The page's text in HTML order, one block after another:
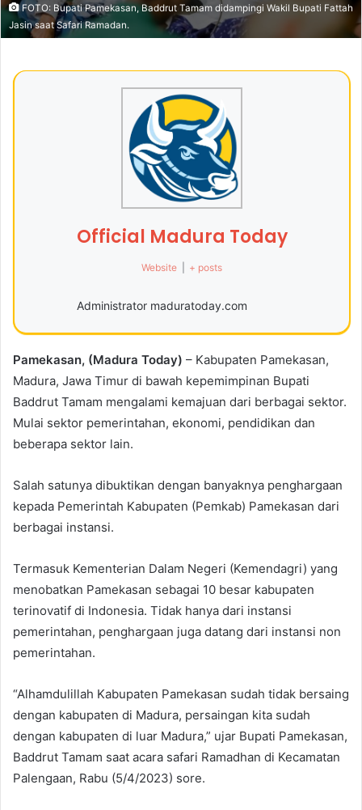
FOTO: Bupati Pamekasan, Baddrut Tamam didampingi Wakil Bupati Fattah
Jasin saat Safari Ramadan.
Official Madura Today
Website + posts
Administrator maduratoday.com
Pamekasan, (Madura Today) – Kabupaten Pamekasan,
Madura, Jawa Timur di bawah kepemimpinan Bupati
Baddrut Tamam mengalami kemajuan dari berbagai sektor.
Mulai sektor pemerintahan, ekonomi, pendidikan dan
beberapa sektor lain.
Salah satunya dibuktikan dengan banyaknya penghargaan
kepada Pemerintah Kabupaten (Pemkab) Pamekasan dari
berbagai instansi.
Termasuk Kementerian Dalam Negeri (Kemendagri) yang
menobatkan Pamekasan sebagai 10 besar kabupaten
terinovatif di Indonesia. Tidak hanya dari instansi
pemerintahan, penghargaan juga datang dari instansi non
pemerintahan.
“Alhamdulillah Kabupaten Pamekasan sudah tidak bersaing
dengan kabupaten di Madura, persaingan kita sudah
dengan kabupaten di luar Madura,” ujar Bupati Pamekasan,
Baddrut Tamam saat acara safari Ramadhan di Kecamatan
Palengaan, Rabu (5/4/2023) sore.